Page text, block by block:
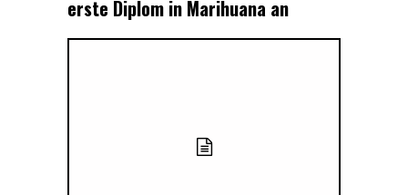
erste Diplom in Marihuana an